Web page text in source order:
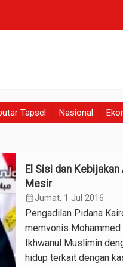
Tapsel Nasional
El Sisi dan
Mesir
calendar_monthJumat, 1 Jul 2016
Pengadilan Pidana
memvonis
Ikhwanul Muslimin
hidup terkait dengan